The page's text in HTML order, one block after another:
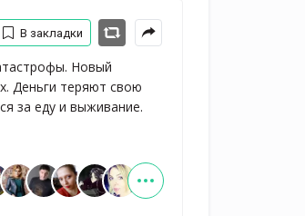
Новый
Деньги теряют свою
за еду и выживание.
В закладки